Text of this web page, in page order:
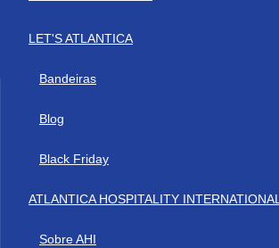
LET'S ATLANTICA
Bandeiras
Blog
Black Friday
ATLANTICA HOSPITALITY INTERNATIONAL
Sobre AHI